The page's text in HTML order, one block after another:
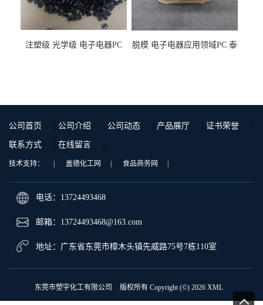
注塑级 光学级 电子电器PC
脱模 电子电器应用领域PC 泰
公司首页 公司介绍 公司动态 产品展厅 证书荣誉
联系方式 在线留言
技术支持： 盖德化工网 食品商务网
电话：13724493468
邮箱： 13724493468@163.com
地址：广东省东莞市樟木头镇先威路75号7栋110室
东莞市塑宇化工有限公司 版权所有 Copyright (©) 2026 XML